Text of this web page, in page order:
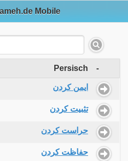
Mobile
Persisch -
ایمن کردن
تثبیت کردن
حراست کردن
حفاظت کردن